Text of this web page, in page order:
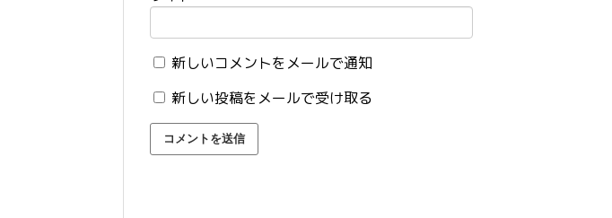
新しいコメントをメールで通知
新しい投稿をメールで受け取る